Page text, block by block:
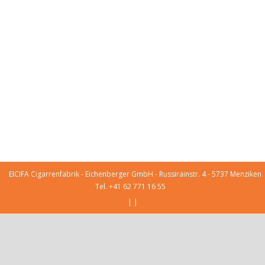
EICIFA Cigarrenfabrik - Eichenberger GmbH - Russirainstr. 4 - 5737 Menziken
Tel. +41 62 771 16 55
| |